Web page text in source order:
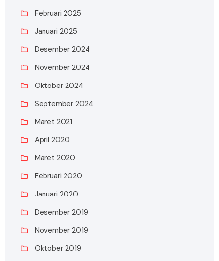
Februari 2025
Januari 2025
Desember 2024
November 2024
Oktober 2024
September 2024
Maret 2021
April 2020
Maret 2020
Februari 2020
Januari 2020
Desember 2019
November 2019
Oktober 2019